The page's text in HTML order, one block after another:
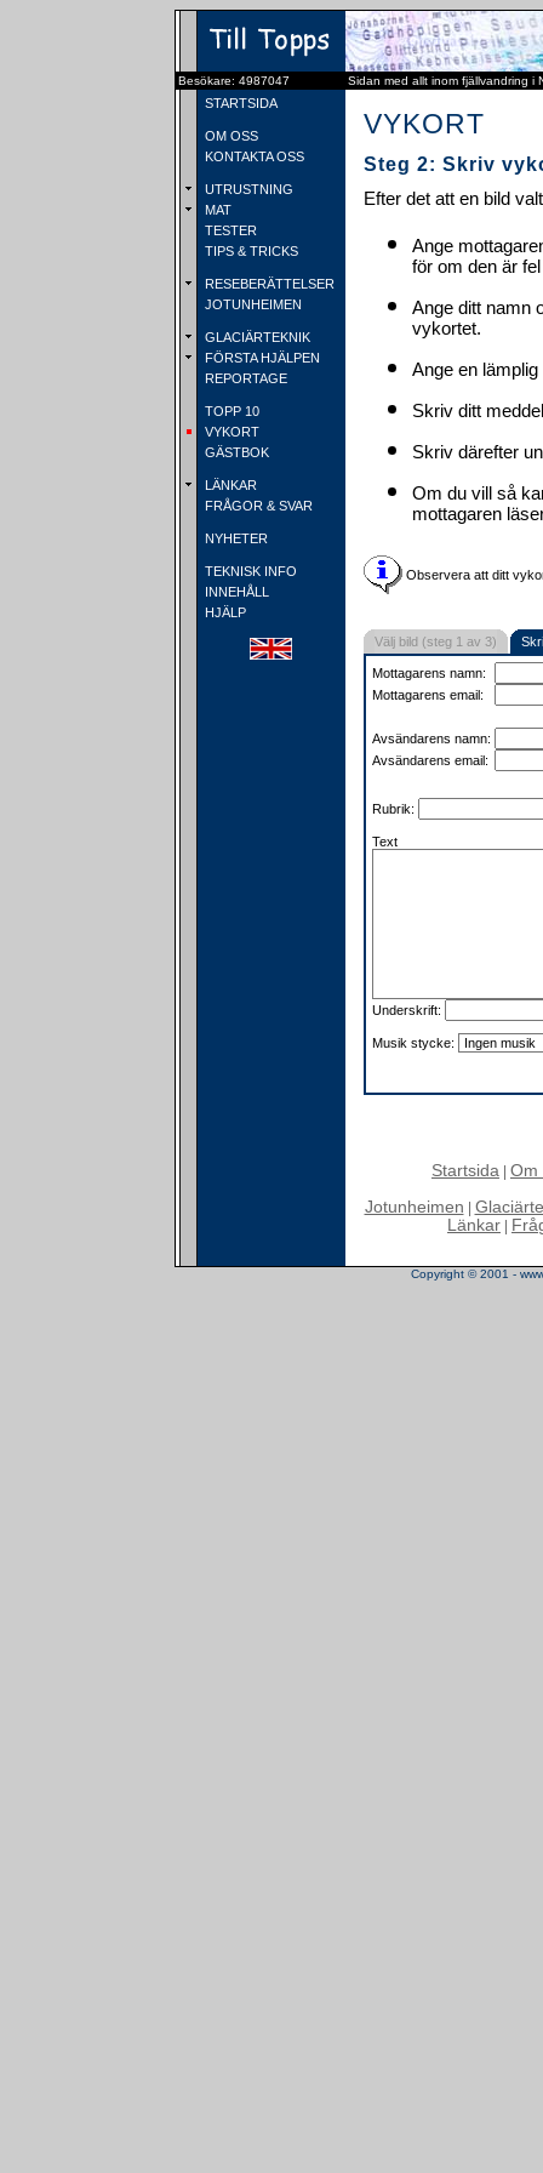
Besökare: 4987047 Sidan med allt inom fjällvandring i
STARTSIDA
OM OSS
KONTAKTA OSS
UTRUSTNING
MAT
TESTER
TIPS & TRICKS
RESEBERÄTTELSER
JOTUNHEIMEN
GLACIÄRTEKNIK
FÖRSTA HJÄLPEN
REPORTAGE
TOPP 10
VYKORT
GÄSTBOK
LÄNKAR
FRÅGOR & SVAR
NYHETER
TEKNISK INFO
INNEHÅLL
HJÄLP
VYKORT
Steg 2: Skriv
Efter det att en bild
Ange
för om den är
Ange ditt namn
vykortet.
Ange en lämplig
Skriv ditt
Skriv därefter
Om du vill så
mottagaren
Observera att ditt
Välj bild (steg 1 av 3)
Mottagarens namn:
Mottagarens email:
Avsändarens namn:
Avsändarens email:
Rubrik:
Text
Underskrift:
Musik stycke:
Startsida Om
Jotunheimen
Länkar
Copyright © 2001 -